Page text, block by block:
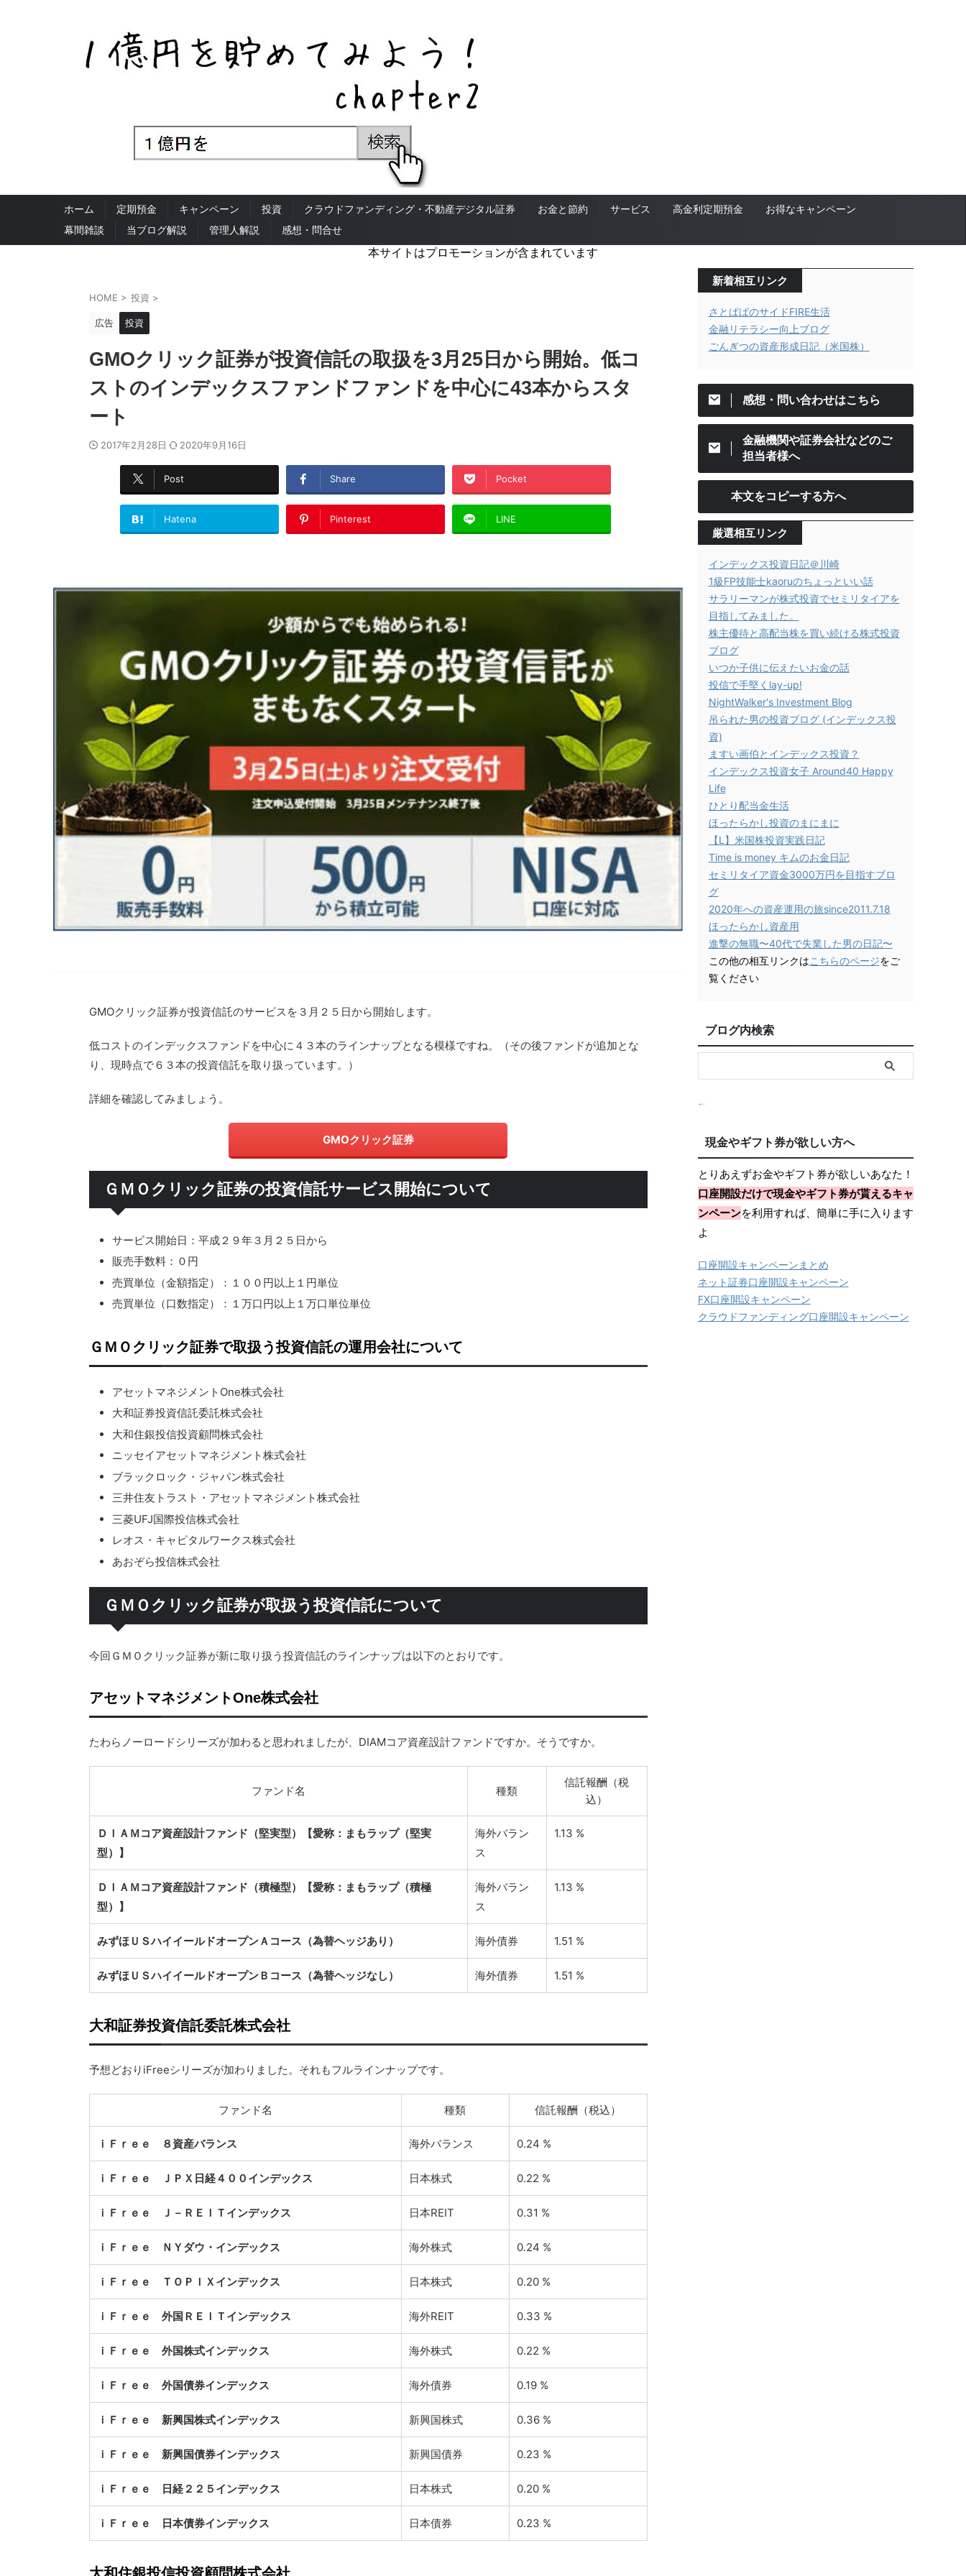
ホーム 定期預金 キャンペーン 投資 クラウドファンディング・不動産デジタル証券 お金と節約 サービス 高金利定期預金
お得なキャンペーン
幕間雑談
当ブログ解説 管理人解説 感想・問合せ
本サイトはプロモーションが含まれています
HOME > 投資 >
広告 投資
GMOクリック証券が投資信託の取扱を3月25日から開始。低コ
ストのインデックスファンドファンドを中心に43本からスタ
ート
2017年2月28日 2020年9月16日
Post Share Pocket
Hatena Pinterest LINE
GMOクリック証券が投資信託のサービスを３月２５日から開始します。
低コストのインデックスファンドを中心に４３本のラインナップとなる模様ですね。（その後ファンドが追加とな
り、現時点で６３本の投資信託を取り扱っています。）
詳細を確認してみましょう。
GMOクリック証券
ＧＭＯクリック証券の投資信託サービス開始について
サービス開始日：平成２９年３月２５日から
販売手数料：０円
売買単位（金額指定）：１００円以上１円単位
売買単位（口数指定）：１万口円以上１万口単位単位
ＧＭＯクリック証券で取扱う投資信託の運用会社について
アセットマネジメントOne株式会社
大和証券投資信託委託株式会社
大和住銀投信投資顧問株式会社
ニッセイアセットマネジメント株式会社
ブラックロック・ジャパン株式会社
三井住友トラスト・アセットマネジメント株式会社
三菱UFJ国際投信株式会社
レオス・キャピタルワークス株式会社
あおぞら投信株式会社
ＧＭＯクリック証券が取扱う投資信託について
今回ＧＭＯクリック証券が新に取り扱う投資信託のラインナップは以下のとおりです。
アセットマネジメントOne株式会社
たわらノーロードシリーズが加わると思われましたが、DIAMコア資産設計ファンドですか。そうですか。
ファンド名 種類
信託報酬（税
込）
ＤＩＡＭコア資産設計ファンド（堅実型）【愛称：まもラップ（堅実
型）】
海外バラン
ス
1.13 %
ＤＩＡＭコア資産設計ファンド（積極型）【愛称：まもラップ（積極
型）】
海外バラン
ス
1.13 %
みずほＵＳハイイールドオープンＡコース（為替ヘッジあり） 海外債券 1.51 %
みずほＵＳハイイールドオープンＢコース（為替ヘッジなし） 海外債券 1.51 %
大和証券投資信託委託株式会社
予想どおりiFreeシリーズが加わりました。それもフルラインナップです。
ファンド名 種類 信託報酬（税込）
ｉＦｒｅｅ ８資産バランス 海外バランス 0.24 %
ｉＦｒｅｅ ＪＰＸ日経４００インデックス 日本株式 0.22 %
ｉＦｒｅｅ Ｊ－ＲＥＩＴインデックス 日本REIT 0.31 %
ｉＦｒｅｅ ＮＹダウ・インデックス 海外株式 0.24 %
ｉＦｒｅｅ ＴＯＰＩＸインデックス 日本株式 0.20 %
ｉＦｒｅｅ 外国ＲＥＩＴインデックス 海外REIT 0.33 %
ｉＦｒｅｅ 外国株式インデックス 海外株式 0.22 %
ｉＦｒｅｅ 外国債券インデックス 海外債券 0.19 %
ｉＦｒｅｅ 新興国株式インデックス 新興国株式 0.36 %
ｉＦｒｅｅ 新興国債券インデックス 新興国債券 0.23 %
ｉＦｒｅｅ 日経２２５インデックス 日本株式 0.20 %
ｉＦｒｅｅ 日本債券インデックス 日本債券 0.23 %
新着相互リンク
さとぱぱのサイドFIRE生活
金融リテラシー向上ブログ
ごんぎつの資産形成日記（米国株）
感想・問い合わせはこちら
金融機関や証券会社などのご
担当者様へ
本文をコピーする方へ
厳選相互リンク
インデックス投資日記＠川崎
1級FP技能士kaoruのちょっといい話
サラリーマンが株式投資でセミリタイアを
目指してみました。
株主優待と高配当株を買い続ける株式投資
ブログ
いつか子供に伝えたいお金の話
投信で手堅くlay-up!
NightWalker's Investment Blog
吊られた男の投資ブログ (インデックス投
資)
ますい画伯とインデックス投資？
インデックス投資女子 Around40 Happy
Life
ひとり配当金生活
ほったらかし投資のまにまに
【L】米国株投資実践日記
Time is money キムのお金日記
セミリタイア資金3000万円を目指すブロ
グ
2020年への資産運用の旅since2011.7.18
ほったらかし資産用
進撃の無職〜40代で失業した男の日記〜
この他の相互リンクはこちらのページをご
覧ください
ブログ内検索
現金やギフト券が欲しい方へ
とりあえずお金やギフト券が欲しいあなた！
口座開設だけで現金やギフト券が貰えるキャ
ンペーンを利用すれば、簡単に手に入ります
よ
口座開設キャンペーンまとめ
ネット証券口座開設キャンペーン
FX口座開設キャンペーン
クラウドファンディング口座開設キャンペーン